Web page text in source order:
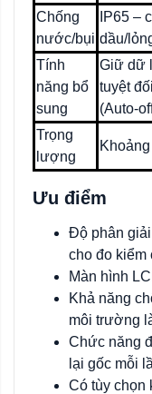
Chống
nước/bụi
IP65 –
dầu/
Tính
năng bổ
sung
Giữ dữ
tuyệt
(Auto-
Trọng
lượng
Ưu điểm
Độ phân
cho đo kiểm
Màn hình
Khả năng
môi trường
Chức năng
lại gốc mỗi
Có tùy chọn